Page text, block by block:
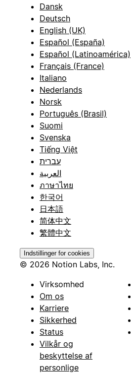
Dansk
Deutsch
English (UK)
Español (España)
Español (Latinoamérica)
Français (France)
Italiano
Nederlands
Norsk
Português (Brasil)
Suomi
Svenska
Tiếng Việt
עברית
العربية
ภาษาไทย
한국어
日本語
简体中文
繁體中文
Indstillinger for cookies
© 2026 Notion Labs, Inc.
Virksomhed
Om os
Karriere
Sikkerhed
Status
Vilkår og
beskyttelse af
personlige